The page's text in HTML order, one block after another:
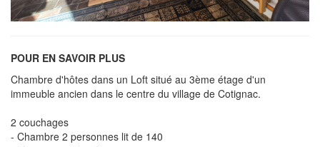
POUR EN SAVOIR PLUS
Chambre d'hôtes dans un Loft situé au 3ème étage d'un
immeuble ancien dans le centre du village de Cotignac.
2 couchages
- Chambre 2 personnes lit de 140